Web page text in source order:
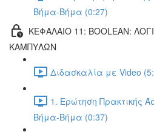
Βήμα-Βήμα (0:27)
ΚΕΦΑΛΑΙΟ 11: BOOLEAN:
ΚΑΜΠΥΛΩΝ
Διδασκαλία με Video
1. Ερώτηση Πρακτικής
Βήμα-Βήμα (0:37)